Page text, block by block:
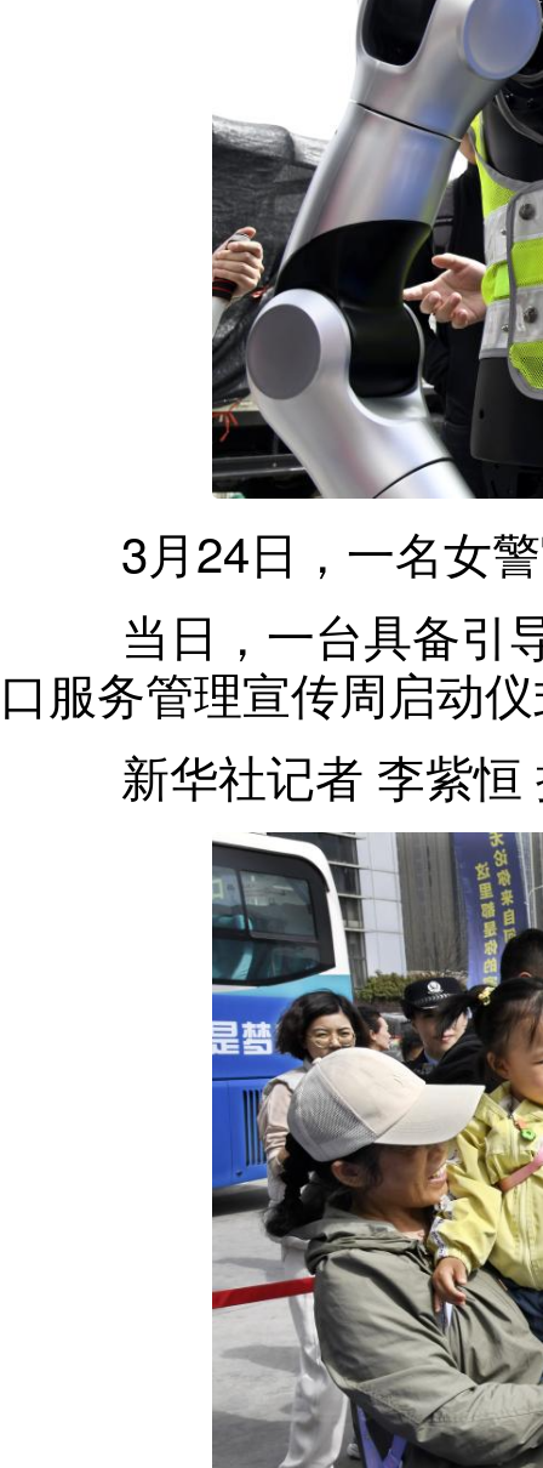
3月24日 ， 一名女
当日 ， 一台具备引
口服务管理宣传周启动
新华社记者 李紫恒